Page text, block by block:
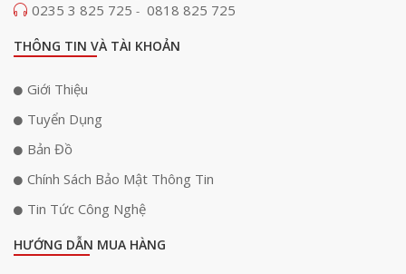
0235 3 825 725 - 0818 825 725
THÔNG TIN VÀ TÀI KHOẢN
Giới Thiệu
Tuyển Dụng
Bản Đồ
Chính Sách Bảo Mật Thông Tin
Tin Tức Công Nghệ
HƯỚNG DẪN MUA HÀNG